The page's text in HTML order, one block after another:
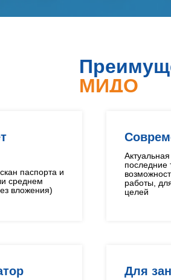
МИДО
паспорта и
среднем
вложения)
последние
работы,
целей
Для